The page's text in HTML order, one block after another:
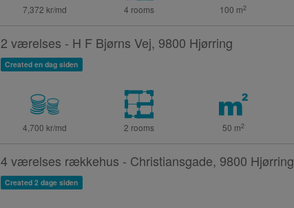
7,372 kr/md 4 rooms 100 m2
2 værelses - H F Bjørns Vej, 9800 Hjørring
Created en dag siden
4,700 kr/md 2 rooms 50 m2
4 værelses rækkehus - Christiansgade, 9800 Hjørring
Created 2 dage siden